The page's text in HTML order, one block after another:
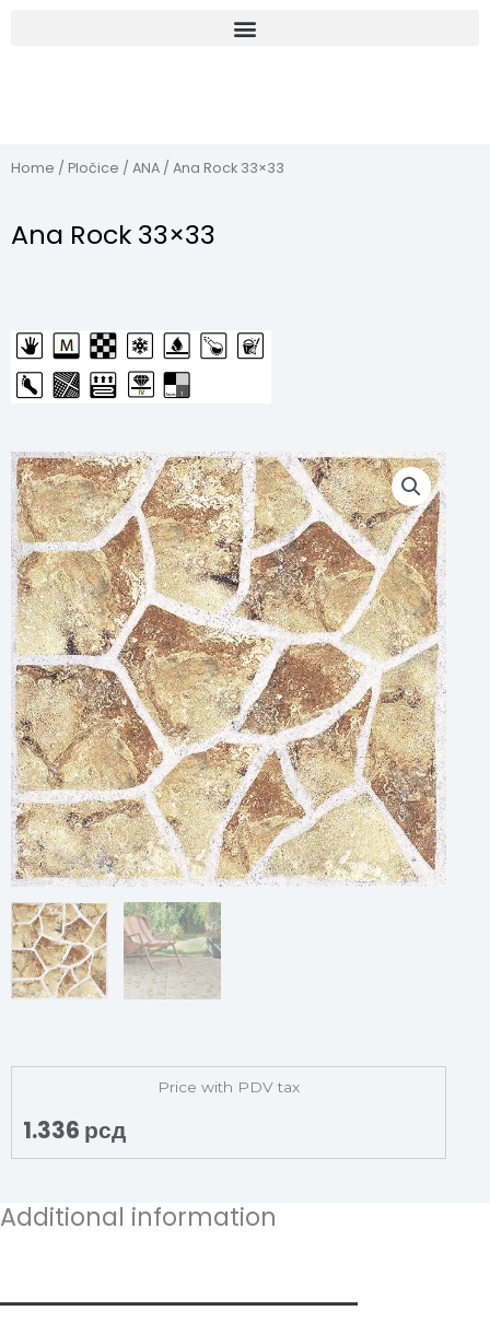
Home / Pločice / ANA / Ana Rock 33×33
Ana Rock 33×33
Price with PDV tax
1.336 рсд
Additional information